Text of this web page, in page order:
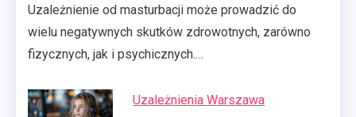
Uzależnienie od masturbacji może prowadzić do
wielu negatywnych skutków zdrowotnych, zarówno
fizycznych, jak i psychicznych.…
Uzależnienia Warszawa